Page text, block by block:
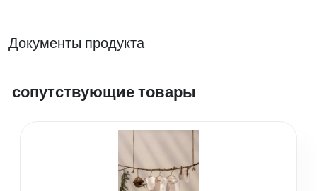
Документы продукта
сопутствующие товары